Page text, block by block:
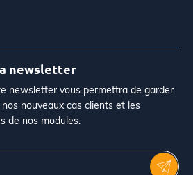
newsletter
newsletter vous permettra de garder
nouveaux cas clients et les
de nos modules.